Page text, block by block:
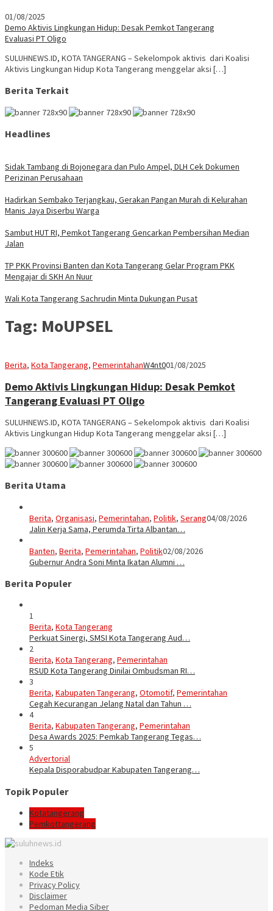
01/08/2025
Demo Aktivis Lingkungan Hidup: Desak Pemkot Tangerang
Evaluasi PT Oligo
SULUHNEWS.ID, KOTA TANGERANG – Sekelompok aktivis dari Koalisi
Aktivis Lingkungan Hidup Kota Tangerang menggelar aksi […]
Berita Terkait
Headlines
Sidak Tambang di Bojonegara dan Pulo Ampel, DLH Cek Dokumen
Perizinan Perusahaan
Hadirkan Sembako Terjangkau, Gerakan Pangan Murah di Kelurahan
Manis Jaya Diserbu Warga
Sambut HUT RI, Pemkot Tangerang Gencarkan Pembersihan Median
Jalan
TP PKK Provinsi Banten dan Kota Tangerang Gelar Program PKK
Mengajar di SKH An Nuur
Wali Kota Tangerang Sachrudin Minta Dukungan Pusat
Tag: MoUPSEL
Berita, Kota Tangerang, PemerintahanW4nt001/08/2025
Demo Aktivis Lingkungan Hidup: Desak Pemkot
Tangerang Evaluasi PT Oligo
SULUHNEWS.ID, KOTA TANGERANG – Sekelompok aktivis dari Koalisi
Aktivis Lingkungan Hidup Kota Tangerang menggelar aksi […]
Berita Utama
Berita, Organisasi, Pemerintahan, Politik, Serang04/08/2026
Jalin Kerja Sama, Perumda Tirta Albantan…
Banten, Berita, Pemerintahan, Politik02/08/2026
Gubernur Andra Soni Minta Ikatan Alumni …
Berita Populer
1
Berita, Kota Tangerang
Perkuat Sinergi, SMSI Kota Tangerang Aud…
2
Berita, Kota Tangerang, Pemerintahan
RSUD Kota Tangerang Dinilai Ombudsman RI…
3
Berita, Kabupaten Tangerang, Otomotif, Pemerintahan
Cegah Kecurangan Jelang Natal dan Tahun …
4
Berita, Kabupaten Tangerang, Pemerintahan
Desa Awards 2025: Pemkab Tangerang Tegas…
5
Advertorial
Kepala Disporabudpar Kabupaten Tangerang…
Topik Populer
Kotatangerang
Pemkottangerang
Indeks
Kode Etik
Privacy Policy
Disclaimer
Pedoman Media Siber